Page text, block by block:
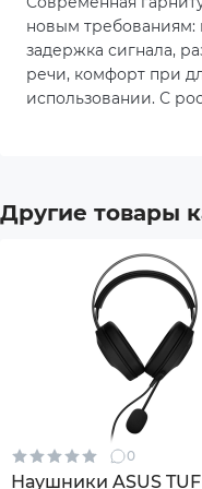
Материал
Подключение
Длина кабеля, м
Поддержка
новым требованиям:
задержка сигнала,
речи, комфорт при
использовании. С
качество передачи
Другие товары
0
Наушники ASUS